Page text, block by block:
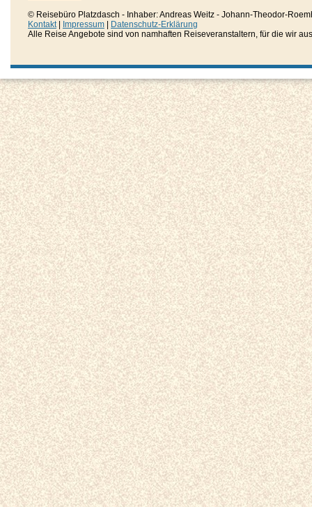
© Reisebüro Platzdasch - Inhaber: Andreas Weitz - Johann-Theodor-
Kontakt| Impressum
Datenschutz-Erklärung
Alle Reise Angebote sind von namhaften Reiseveranstaltern, für die wir